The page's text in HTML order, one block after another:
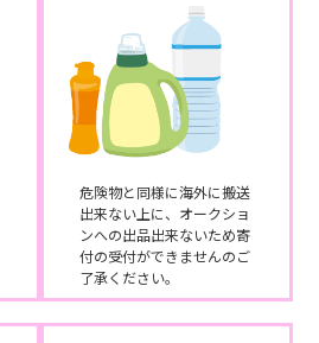
危険物と同様に海外に搬送
出来ない上に、オークショ
ンへの出品出来ないため寄
付の受付ができませんのご
了承ください。